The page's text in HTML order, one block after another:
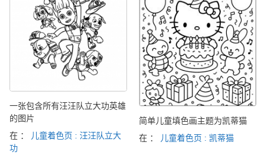
一张包含所有汪汪队立大功英雄
的图片
在 ：
儿童着色页 : 汪汪队立大
功
简单儿童填色画主题为凯蒂猫
在 ：
儿童着色页 : 凯蒂猫